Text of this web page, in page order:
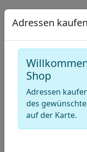
a
polygon
Draw
a
Draw
circle
layers
Delete
layers
Adressen kaufen
Shop
Adressen
des
auf der Karte.